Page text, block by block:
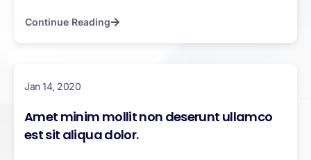
Continue Reading
Jan 14, 2020
Amet minim mollit non deserunt ullamco
est sit aliqua dolor.